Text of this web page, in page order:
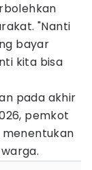
"Nanti
bayar
kita bisa
pada akhir
pemkot